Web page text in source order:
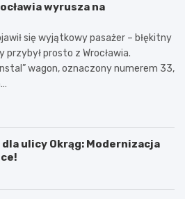
wyrusza na
się wyjątkowy pasażer – błękitny
prosto z Wrocławia.
wagon, oznaczony numerem 33,
dla ulicy Okrąg: Modernizacja